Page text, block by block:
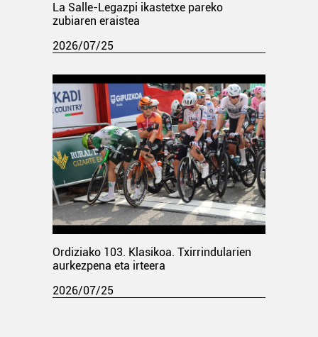
La Salle-Legazpi ikastetxe pareko
zubiaren eraistea
2026/07/25
Ordiziako 103. Klasikoa. Txirrindularien
aurkezpena eta irteera
2026/07/25